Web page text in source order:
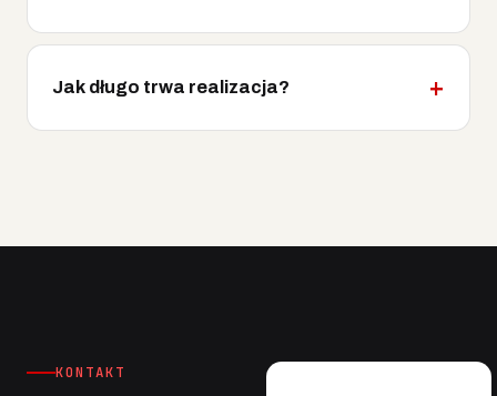
Jak długo trwa realizacja?
KONTAKT